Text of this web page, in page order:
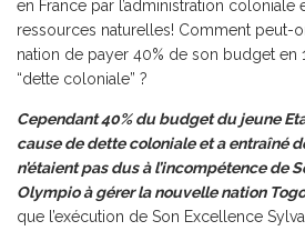
en France par l’administration coloniale
ressources naturelles! Comment peut-
nation de payer 40% de son budget en
“dette coloniale” ?
Cependant 40% du budget du jeune
cause de dette coloniale et a entraîné
n’étaient pas dus à l’incompétence de
Olympio à gérer la nouvelle nation
que l’exécution de Son Excellence